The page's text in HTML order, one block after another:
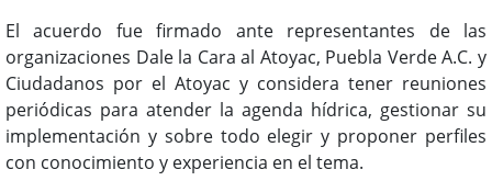
El acuerdo fue firmado ante representantes de las
organizaciones Dale la Cara al Atoyac, Puebla Verde A.C. y
Ciudadanos por el Atoyac y considera tener reuniones
periódicas para atender la agenda hídrica, gestionar su
implementación y sobre todo elegir y proponer perfiles
con conocimiento y experiencia en el tema.